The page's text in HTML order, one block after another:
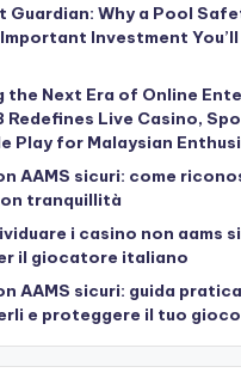
Guardian: Why a Pool
Investment You’ll
the Next Era of Online
Redefines Live Casino,
Play for Malaysian
AAMS sicuri: come
tranquillità
i casino non aams
il giocatore italiano
AAMS sicuri: guida
e proteggere il tuo gioco